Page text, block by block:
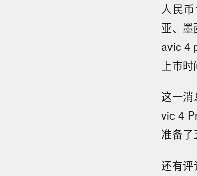
人民
亚、
avic 4
上市
这一
vic 4
准备了
还有